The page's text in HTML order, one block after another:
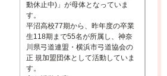
動休止中)」が母体となっていま
す。
平沼高校77期から、昨年度の卒業
生118期まで55名が所属し、神奈
川県弓道連盟・横浜市弓道協会の
正 規加盟団体として活動していま
す。